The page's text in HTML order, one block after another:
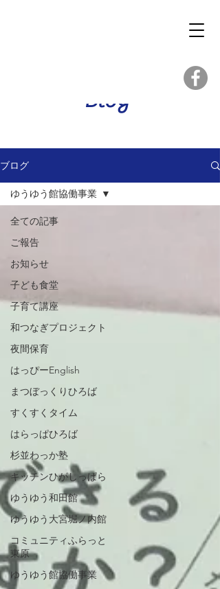
Blog
ブログ
全ての記事
ご報告
お知らせ
子ども食堂
子育て講座
和つなぎプロジェクト
夜間保育
はっぴーEnglish
まつぼっくりひろば
すくすくタイム
はらっぱひろば
杉並わっか塾
キッチンひがしっぱら
ゆうゆう和田館
ゆうゆう大宮堀ノ内館
コミュニティふらっと
東原
ゆうゆう館協働事業
ゆうゆう館協働事業